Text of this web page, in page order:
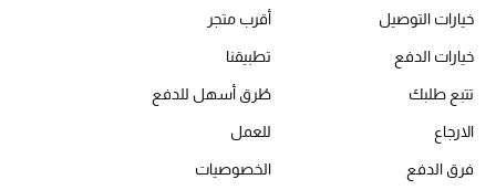
الأحذية الرجالية
أحذية للأطفال
خيارات التوصيل
خيارات الدفع
تتبع طلبك
الارجاع
فرق الدفع
أقرب متجر
تطبيقنا
طُرق أسهل للدفع
للعمل
الخصوصيات